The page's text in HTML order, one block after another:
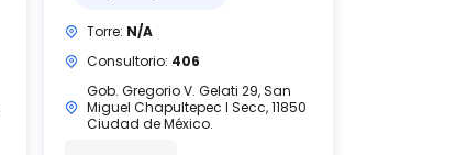
Torre: N/A
Consultorio: 406
Gob. Gregorio V. Gelati 29, San
Miguel Chapultepec I Secc, 11850
Ciudad de México.